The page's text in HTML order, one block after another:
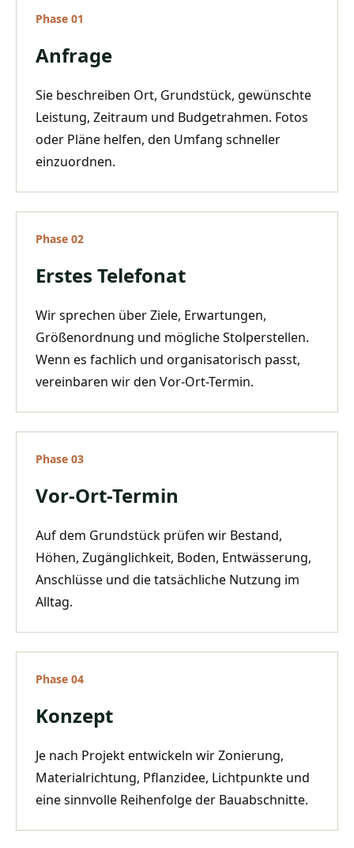
Phase 01
Anfrage
Sie beschreiben Ort, Grundstück, gewünschte
Leistung, Zeitraum und Budgetrahmen. Fotos
oder Pläne helfen, den Umfang schneller
einzuordnen.
Phase 02
Erstes Telefonat
Wir sprechen über Ziele, Erwartungen,
Größenordnung und mögliche Stolperstellen.
Wenn es fachlich und organisatorisch passt,
vereinbaren wir den Vor-Ort-Termin.
Phase 03
Vor-Ort-Termin
Auf dem Grundstück prüfen wir Bestand,
Höhen, Zugänglichkeit, Boden, Entwässerung,
Anschlüsse und die tatsächliche Nutzung im
Alltag.
Phase 04
Konzept
Je nach Projekt entwickeln wir Zonierung,
Materialrichtung, Pflanzidee, Lichtpunkte und
eine sinnvolle Reihenfolge der Bauabschnitte.